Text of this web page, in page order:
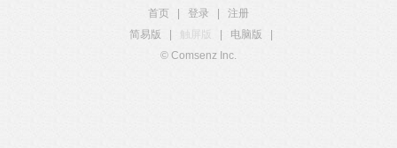
首页 登录
注册
简易版
触屏版 电脑版
© Comsenz Inc.